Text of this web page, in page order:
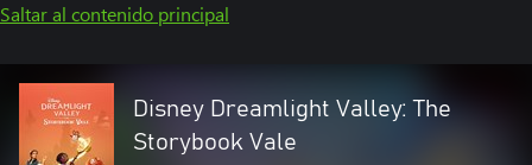
Saltar al contenido principal
Disney Dreamlight Valley: The
Storybook Vale